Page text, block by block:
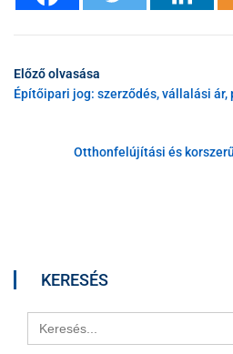
Előző olvasása
Építőipari jog: szerződés, vállalási ár,
Otthonfelújítási és
KERESÉS
Search
for: